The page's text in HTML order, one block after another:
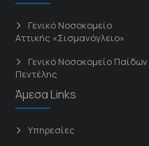
Γενικό Νοσοκομείο
Αττικής «Σισμανόγλειο»
Γενικό Νοσοκομείο Παίδων
Πεντέλης
Άμεσα Links
Υπηρεσίες